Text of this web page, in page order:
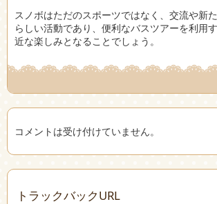
スノボはただのスポーツではなく、交流や新
らしい活動であり、便利なバスツアーを利用
近な楽しみとなることでしょう。
コメントは受け付けていません。
トラックバックURL